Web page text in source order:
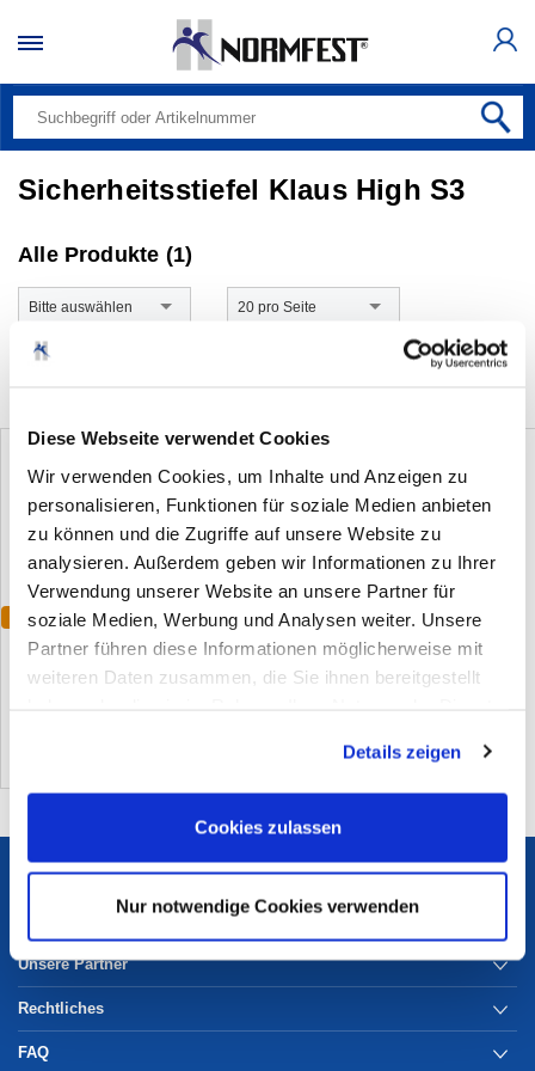
Diese Webseite verwendet Cookies
Wir verwenden Cookies, um Inhalte und Anzeigen zu
personalisieren, Funktionen für soziale Medien anbieten
zu können und die Zugriffe auf unsere Website zu
analysieren. Außerdem geben wir Informationen zu Ihrer
Verwendung unserer Website an unsere Partner für
soziale Medien, Werbung und Analysen weiter. Unsere
Partner führen diese Informationen möglicherweise mit
weiteren Daten zusammen, die Sie ihnen bereitgestellt
Cookies, wenn Sie unsere Webseite weiterhin nutzen.
Details zeigen
Cookies zulassen
Nur notwendige Cookies verwenden
Sicherheitsstiefel Klaus High S3
Alle Produkte (1)
Bitte auswählen 20 pro Seite
Varianten
Sicherheitsstiefel Klaus High S3
(0)
Services
Unsere Partner
Rechtliches
FAQ